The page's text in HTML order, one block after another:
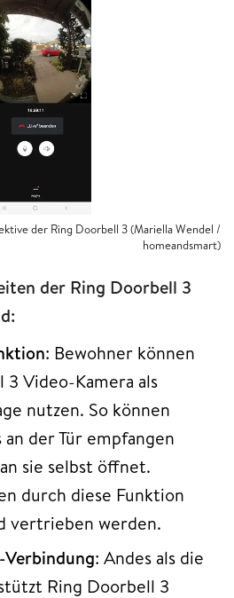
der Ring Doorbell 3 (Mariella Wendel /
homeandsmart)
der Ring Doorbell 3
: Bewohner können
Video-Kamera als
nutzen. So können
der Tür empfangen
sie selbst öffnet.
durch diese Funktion
vertrieben werden.
: Andes als die
Ring Doorbell 3